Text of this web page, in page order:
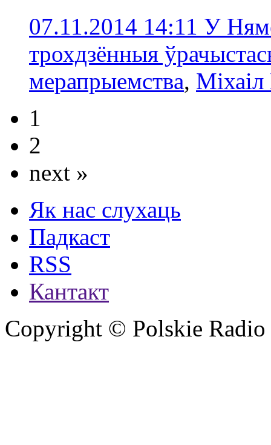
07.11.2014 14:11 У
трохдзённыя
мерапрыемствa,
1
2
next »
Як нас слухаць
Падкаст
RSS
Кантакт
Copyright © Polskie